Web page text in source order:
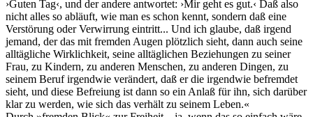
›Guten Tag‹, und der andere antwortet: ›Mir geht es gut.‹ Daß also
nicht alles so abläuft, wie man es schon kennt, sondern daß eine
Verstörung oder Verwirrung eintritt... Und ich glaube, daß irgend
jemand, der das mit fremden Augen plötzlich sieht, dann auch seine
alltägliche Wirklichkeit, seine alltäglichen Beziehungen zu seiner
Frau, zu Kindern, zu anderen Menschen, zu anderen Dingen, zu
seinem Beruf irgendwie verändert, daß er die irgendwie befremdet
sieht, und diese Befreiung ist dann so ein Anlaß für ihn, sich darüber
klar zu werden, wie sich das verhält zu seinem Leben.«